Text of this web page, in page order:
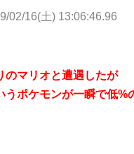
02/16(土) 13:06:46.96
のマリオと遭遇したが
うポケモンが一瞬で低